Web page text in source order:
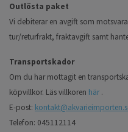
Outlösta paket
Vi debiterar en avgift som
tur/returfrakt, fraktavgift samt
Transportskador
Om du har mottagit en
köpvillkor. Läs villkoren här .
E-post:
Telefon: 045112114